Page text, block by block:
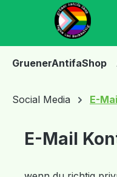
Hauptinhalt springen
Zur Suche springen
Zur Hauptnavigation
GruenerAntifaShop
Social Media E-
E-Mail